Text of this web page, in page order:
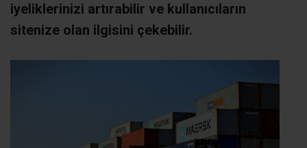
iyeliklerinizi artırabilir ve kullanıcıların
sitenize olan ilgisini çekebilir.